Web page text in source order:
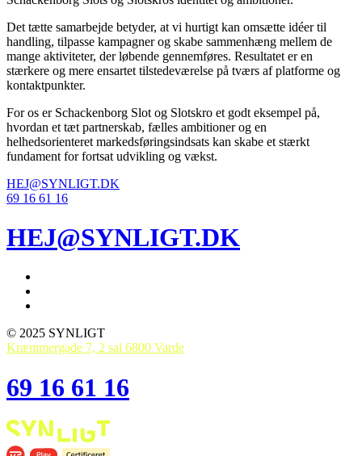
Det tætte samarbejde betyder, at vi hurtigt kan omsætte idéer til
handling, tilpasse kampagner og skabe sammenhæng mellem de
mange aktiviteter, der løbende gennemføres. Resultatet er en
stærkere og mere ensartet tilstedeværelse på tværs af platforme og
kontaktpunkter.
For os er Schackenborg Slot og Slotskro et godt eksempel på,
hvordan et tæt partnerskab, fælles ambitioner og en
helhedsorienteret markedsføringsindsats kan skabe et stærkt
fundament for fortsat udvikling og vækst.
HEJ@SYNLIGT.DK
69 16 61 16
HEJ@SYNLIGT.DK
© 2025 SYNLIGT
Kræmmergade 7, 2 sal 6800 Varde
69 16 61 16